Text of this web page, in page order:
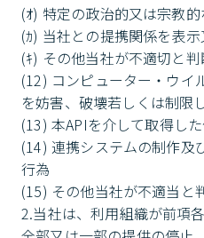
(ｵ) 特定の政治的又は宗教
(ｶ) 当社との提携関係を表
(ｷ) その他当社が不適切と
(12) コンピューター・ウイ
を妨害、破壊若しくは制限
(13) 本APIを介して取得し
(14) 連携システムの制作及
行為
(15) その他当社が不適当と
2.当社は、利用組織が前項